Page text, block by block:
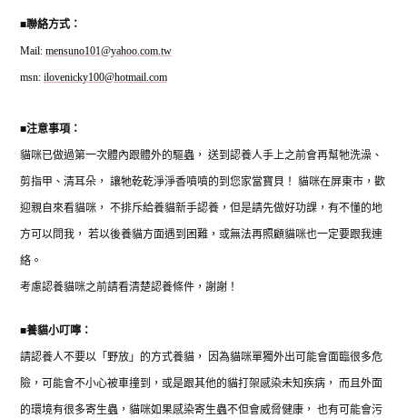
■聯絡方式：
Mail: mensuno101@yahoo.com.tw
msn: ilovenicky100@hotmail.com
■注意事項：
貓咪已做過第一次體內跟體外的驅蟲， 送到認養人手上之前會再幫牠洗澡、
剪指甲、清耳朵， 讓牠乾乾淨淨香噴噴的到您家當寶貝！ 貓咪在屏東市，歡
迎親自來看貓咪， 不排斥給養貓新手認養，但是請先做好功課，有不懂的地
方可以問我， 若以後養貓方面遇到困難，或無法再照顧貓咪也一定要跟我連
絡。
考慮認養貓咪之前請看清楚認養條件，謝謝！
■養貓小叮嚀：
請認養人不要以「野放」的方式養貓， 因為貓咪單獨外出可能會面臨很多危
險， 可能會不小心被車撞到，或是跟其他的貓打架感染未知疾病， 而且外面
的環境有很多寄生蟲， 貓咪如果感染寄生蟲不但會威脅健康， 也有可能會污